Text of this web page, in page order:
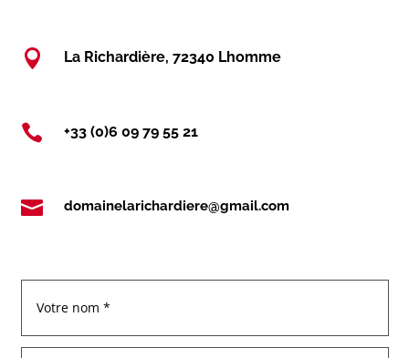
 La Richardière, 72340 Lhomme
 +33 (0)6 09 79 55 21
 domainelarichardiere@gmail.com